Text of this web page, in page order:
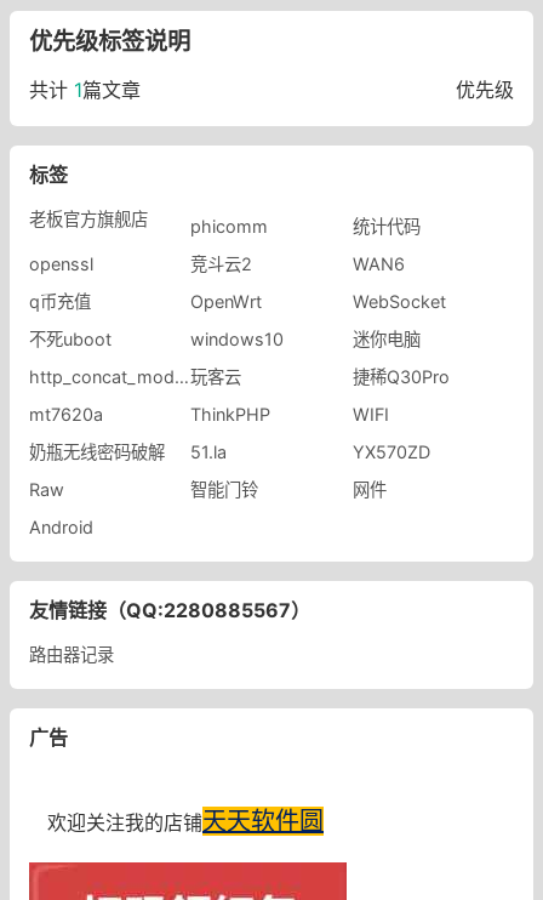
优先级标签说明
共计 1篇文章 优先级
标签
老板官方旗舰店 phicomm
统计代码
openssl
竞斗云2
WAN6
q币充值
​OpenWrt
WebSocket
不死uboot
windows10
迷你电脑
http_concat_module玩客云
捷稀Q30Pro
mt7620a
ThinkPHP
WIFI
奶瓶无线密码破解
51.la
YX570ZD
Raw
智能门铃
网件
Android
友情链接（QQ:2280885567）
路由器记录
广告
欢迎关注我的店铺天天软件圆